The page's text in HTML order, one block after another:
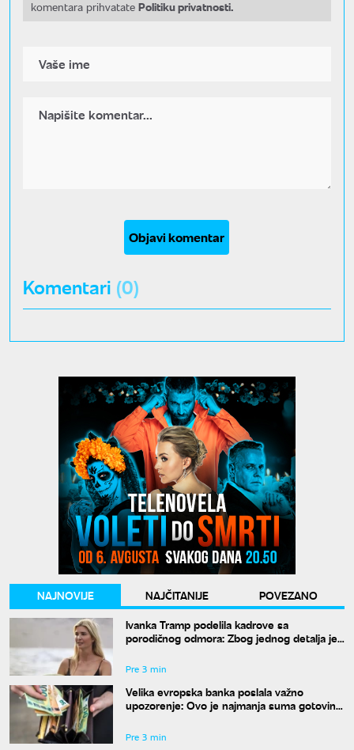
komentara prihvatate Politiku privatnosti.
Objavi komentar
Komentari (0)
NAJNOVIJE NAJČITANIJE
POVEZANO
Ivanka Tramp podelila kadrove sa
porodičnog odmora: Zbog jednog detalja je
Pre 3 min
Velika evropska banka poslala važno
upozorenje: Ovo je najmanja suma gotovine
Pre 3 min